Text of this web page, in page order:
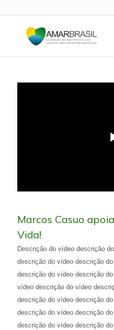
Marcos Casuo
Vida!
Descrição do vídeo descrição
descrição do vídeo descrição
descrição do vídeo descrição
vídeo descrição do vídeo
descrição do vídeo descrição
descrição do vídeo descrição
descrição do vídeo descrição